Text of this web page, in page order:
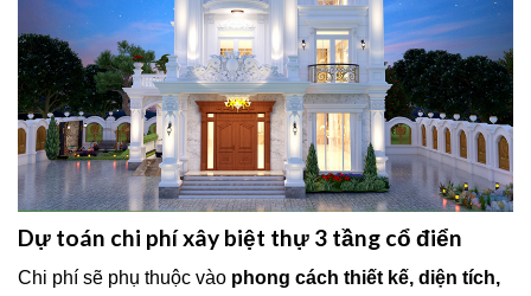
Dự toán chi phí xây biệt thự 3 tầng cổ điển
Chi phí sẽ phụ thuộc vào phong cách thiết kế, diện tích,